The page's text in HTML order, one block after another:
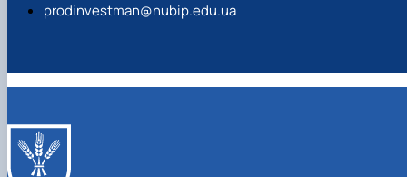
prodinvestman@nubip.edu.ua